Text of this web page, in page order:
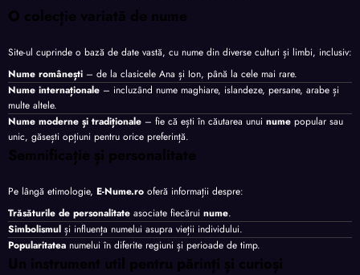
O colecție variată de nume
Site-ul cuprinde o bază de date vastă, cu nume din diverse culturi și limbi, inclusiv:
Nume românești – de la clasicele Ana și Ion, până la cele mai rare.
Nume internaționale – incluzând nume maghiare, islandeze, persane, arabe și
multe altele.
Nume moderne și tradiționale – fie că ești în căutarea unui nume popular sau
unic, găsești opțiuni pentru orice preferință.
Semnificație și personalitate
Pe lângă etimologie, E-Nume.ro oferă informații despre:
Trăsăturile de personalitate asociate fiecărui nume.
Simbolismul și influența numelui asupra vieții individului.
Popularitatea numelui în diferite regiuni și perioade de timp.
Un instrument util pentru părinți și curioși